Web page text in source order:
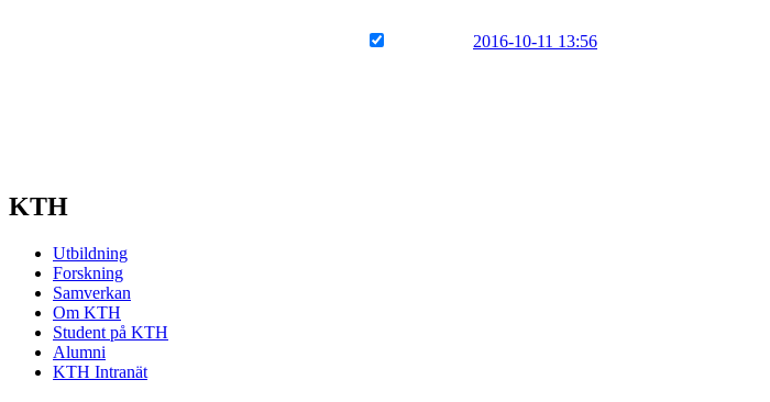
2016-10-11 13:56
KTH
Utbildning
Forskning
Samverkan
Om KTH
Student på KTH
Alumni
KTH Intranät